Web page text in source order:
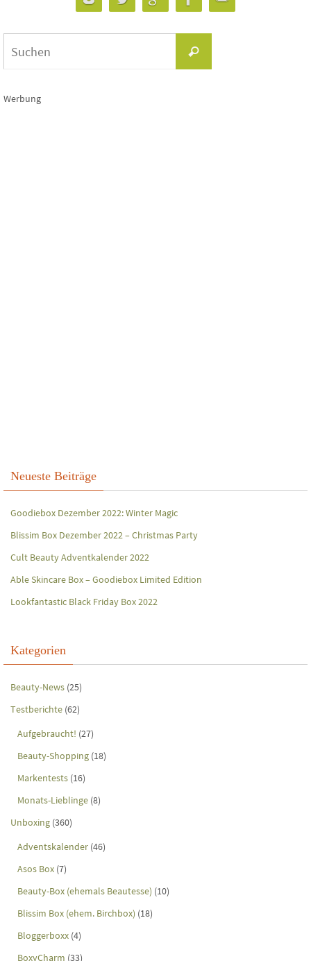
Suchen
Werbung
Neueste Beiträge
Goodiebox Dezember 2022: Winter Magic
Blissim Box Dezember 2022 – Christmas Party
Cult Beauty Adventkalender 2022
Able Skincare Box – Goodiebox Limited Edition
Lookfantastic Black Friday Box 2022
Kategorien
Beauty-News (25)
Testberichte (62)
Aufgebraucht! (27)
Beauty-Shopping (18)
Markentests (16)
Monats-Lieblinge (8)
Unboxing (360)
Adventskalender (46)
Asos Box (7)
Beauty-Box (ehemals Beautesse) (10)
Blissim Box (ehem. Birchbox) (18)
Bloggerboxx (4)
BoxyCharm (33)